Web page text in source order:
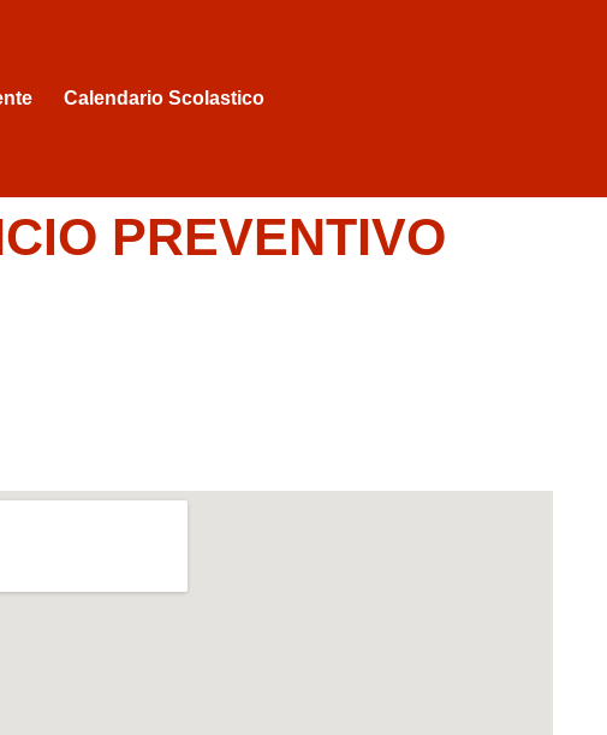
Calendario Scolastico
PREVENTIVO